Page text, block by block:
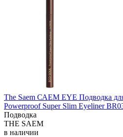
The Saem САЕМ EYE Подводка для
Powerproof Super Slim Eyeliner
Подводка
THE SAEM
в наличии